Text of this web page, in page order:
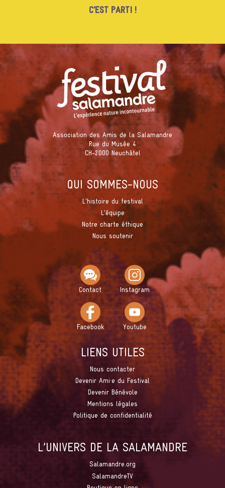
Association des Amis de la Salamandre
Rue du Musée 4
CH-2000 Neuchâtel
QUI SOMMES-NOUS
L'histoire du festival
L'équipe
Notre charte éthique
Nous soutenir
Contact Instagram
Facebook Youtube
LIENS UTILES
Nous contacter
Devenir Ami·e du Festival
Devenir Bénévole
Mentions légales
Politique de confidentialité
L’UNIVERS DE LA SALAMANDRE
Salamandre.org
SalamandreTV